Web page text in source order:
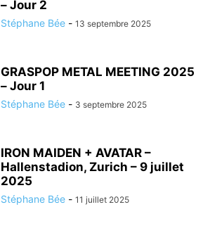
– Jour 2
Stéphane Bée - 13 septembre 2025
GRASPOP METAL MEETING 2025
– Jour 1
Stéphane Bée - 3 septembre 2025
IRON MAIDEN + AVATAR –
Hallenstadion, Zurich – 9 juillet
2025
Stéphane Bée - 11 juillet 2025